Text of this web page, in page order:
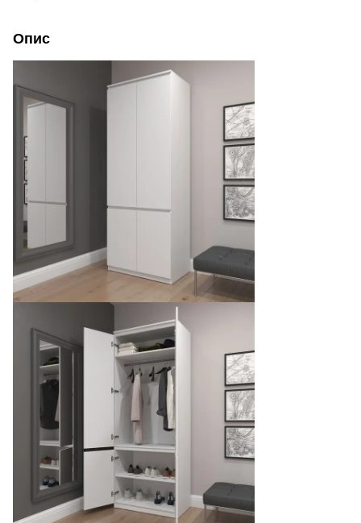
Опис